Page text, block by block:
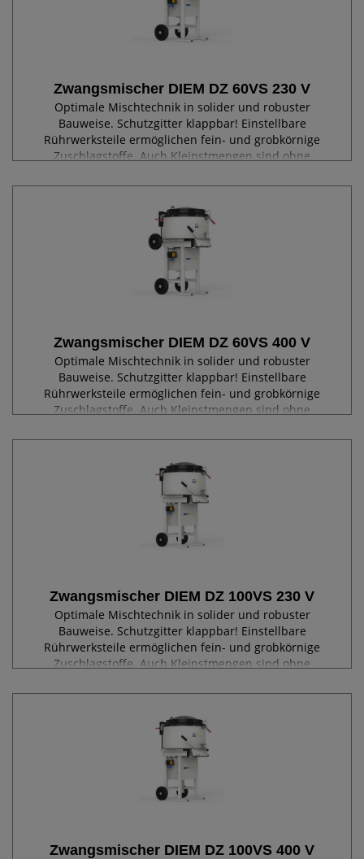
Zwangsmischer DIEM DZ 60VS 230 V
Optimale Mischtechnik in solider und robuster
Bauweise. Schutzgitter klappbar! Einstellbare
Rührwerksteile ermöglichen fein- und grobkörnige
Zuschlagstoffe. Auch Kleinstmengen sind ohne
über...
Zwangsmischer DIEM DZ 60VS 400 V
Optimale Mischtechnik in solider und robuster
Bauweise. Schutzgitter klappbar! Einstellbare
Rührwerksteile ermöglichen fein- und grobkörnige
Zuschlagstoffe. Auch Kleinstmengen sind ohne
über...
Zwangsmischer DIEM DZ 100VS 230 V
Optimale Mischtechnik in solider und robuster
Bauweise. Schutzgitter klappbar! Einstellbare
Rührwerksteile ermöglichen fein- und grobkörnige
Zuschlagstoffe. Auch Kleinstmengen sind ohne
über...
Zwangsmischer DIEM DZ 100VS 400 V